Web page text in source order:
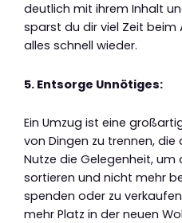
deutlich mit ihrem Inhalt
sparst du dir viel Zeit
alles schnell wieder.
5. Entsorge Unnötiges:
Ein Umzug ist eine
von Dingen zu trennen,
Nutze die Gelegenheit, um
sortieren und nicht mehr
spenden oder zu
mehr Platz in der neuen